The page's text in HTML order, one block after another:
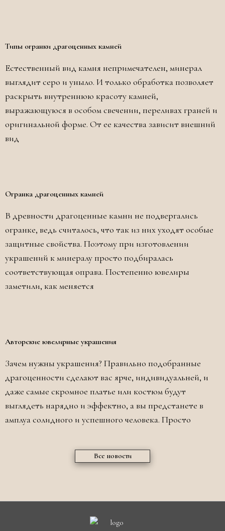
Типы огранки драгоценных камней
Естественный вид камня непримечателен, минерал
выглядит серо и уныло. И только обработка позволяет
раскрыть внутреннюю красоту камней,
выражающуюся в особом свечении, переливах граней и
оригинальной форме. От ее качества зависит внешний
вид
Огранка драгоценных камней
В древности драгоценные камни не подвергались
огранке, ведь считалось, что так из них уходят особые
защитные свойства. Поэтому при изготовлении
украшений к минералу просто подбиралась
соответствующая оправа. Постепенно ювелиры
заметили, как меняется
Авторские ювелирные украшения
Зачем нужны украшения? Правильно подобранные
драгоценности сделают вас ярче, индивидуальней, и
даже самые скромное платье или костюм будут
выглядеть нарядно и эффектно, а вы предстанете в
амплуа солидного и успешного человека. Просто
Все новости